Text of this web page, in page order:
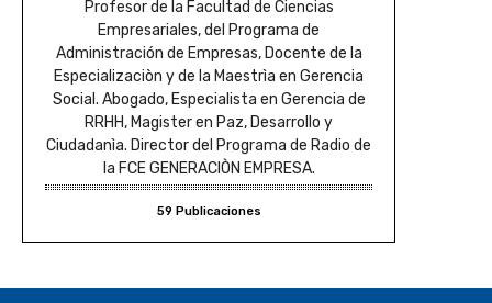
Profesor de la Facultad de Ciencias
Empresariales, del Programa de
Administración de Empresas, Docente de la
Especializaciòn y de la Maestrìa en Gerencia
Social. Abogado, Especialista en Gerencia de
RRHH, Magister en Paz, Desarrollo y
Ciudadanìa. Director del Programa de Radio de
la FCE GENERACIÒN EMPRESA.
59 Publicaciones